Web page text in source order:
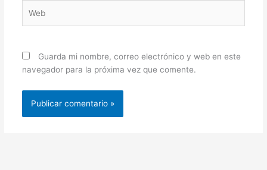
Guarda mi nombre, correo electrónico y web en este
navegador para la próxima vez que comente.